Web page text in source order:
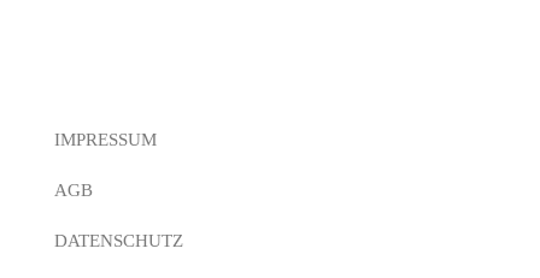
IMPRESSUM
AGB
DATENSCHUTZ